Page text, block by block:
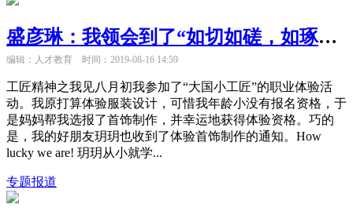
盛彦琳：我领会到了“如切如磋，如琢如磨”的工匠精神
编辑：人才教育 时间：2019-08-16 14:59
工匠精神之我见八月初我参加了“大国小工匠”的职业体验活
动。我原打算体验服装设计，可惜我年龄小没有报名资格，于
是妈妈帮我选报了首饰制作，并幸运地获得体验资格。巧的
是，我的好朋友玥玥也收到了体验首饰制作的通知。How
lucky we are! 玥玥从小就学...
专题报道